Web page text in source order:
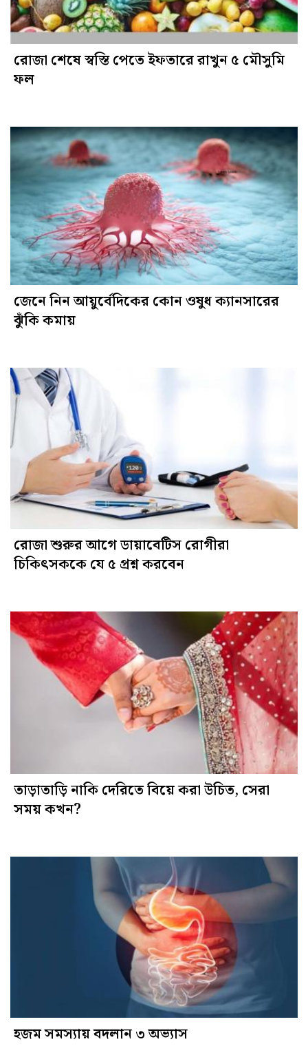
রোজা শেষে স্বস্তি পেতে ইফতারে রাখুন ৫ মৌসুমি
ফল
জেনে নিন আয়ুর্বেদিকের কোন ওষুধ ক্যানসারের
ঝুঁকি কমায়
রোজা শুরুর আগে ডায়াবেটিস রোগীরা
চিকিৎসককে যে ৫ প্রশ্ন করবেন
তাড়াতাড়ি নাকি দেরিতে বিয়ে করা উচিত, সেরা
সময় কখন?
হজম সমস্যায় বদলান ৩ অভ্যাস